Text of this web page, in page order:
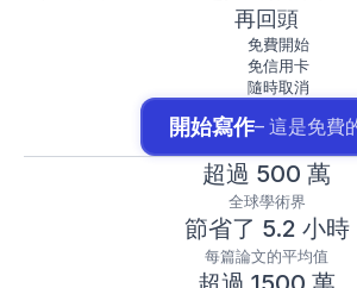
再回頭
免費開始
免信用卡
隨時取消
開始寫作– 這是免費
超過 500 萬
全球學術界
節省了 5.2 小時
每篇論文的平均值